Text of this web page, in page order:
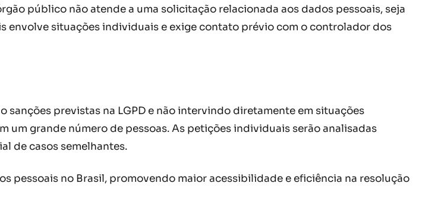
público não atende a uma solicitação relacionada aos dados pessoais, seja
envolve situações individuais e exige contato prévio com o controlador dos
previstas na LGPD e não intervindo diretamente em situações
grande número de pessoas. As petições individuais serão analisadas
de casos semelhantes.
pessoais no Brasil, promovendo maior acessibilidade e eficiência na resolução